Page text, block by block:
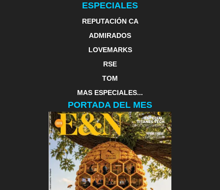
ESPECIALES
REPUTACIÓN CA
ADMIRADOS
LOVEMARKS
RSE
TOM
MAS ESPECIALES...
PORTADA DEL MES